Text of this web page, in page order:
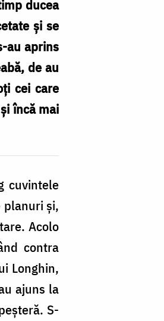
ducea
și se
au aprins
de au
cei care
încă mai
cuvintele
planuri și,
Acolo
contra
Longhin,
ajuns la
S-